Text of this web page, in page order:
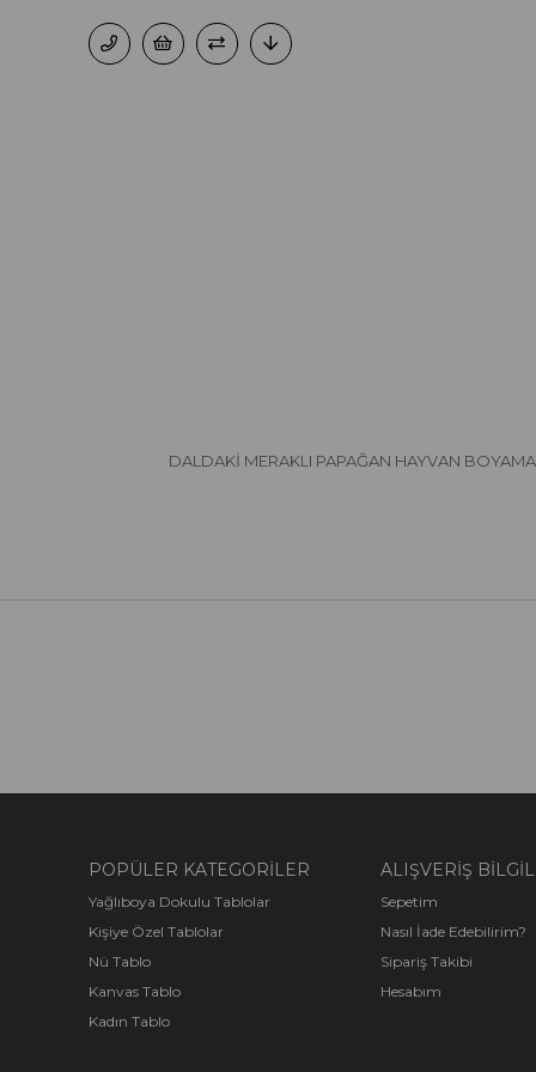
DALDAKİ MERAKLI PAPAĞAN HAYVAN
POPÜLER KATEGORİLER
Yağlıboya Dokulu Tablolar
Kişiye Özel Tablolar
Nü Tablo
Kanvas Tablo
Kadın Tablo
ALIŞVERİŞ
Sepetim
Nasıl İade Edebilirim?
Sipariş Takibi
Hesabım